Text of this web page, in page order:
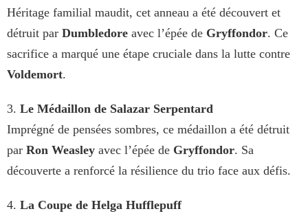
Héritage familial maudit, cet anneau a été découvert et
détruit par Dumbledore avec l’épée de Gryffondor. Ce
sacrifice a marqué une étape cruciale dans la lutte contre
Voldemort.
3. Le Médaillon de Salazar Serpentard
Imprégné de pensées sombres, ce médaillon a été détruit
par Ron Weasley avec l’épée de Gryffondor. Sa
découverte a renforcé la résilience du trio face aux défis.
4. La Coupe de Helga Hufflepuff